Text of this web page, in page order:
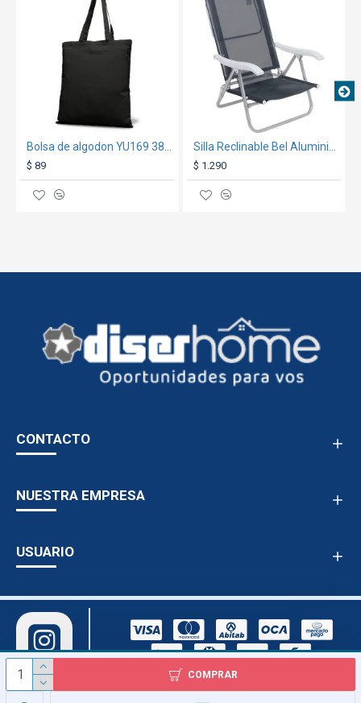
COMPRAR
$ 89 $ 1.290
CONTACTO
NUESTRA EMPRESA
USUARIO
Copyright © Todos los derechos reservados - Diser Ltda. 1978 - 2024